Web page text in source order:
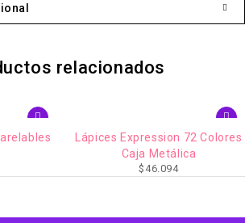
relacionados
Colores
Lápices Hexagonales 45
Colores en Caja Metálica
Animales
$25.211